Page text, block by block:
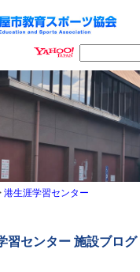
港生涯学習センター
習センター 施設ブログ